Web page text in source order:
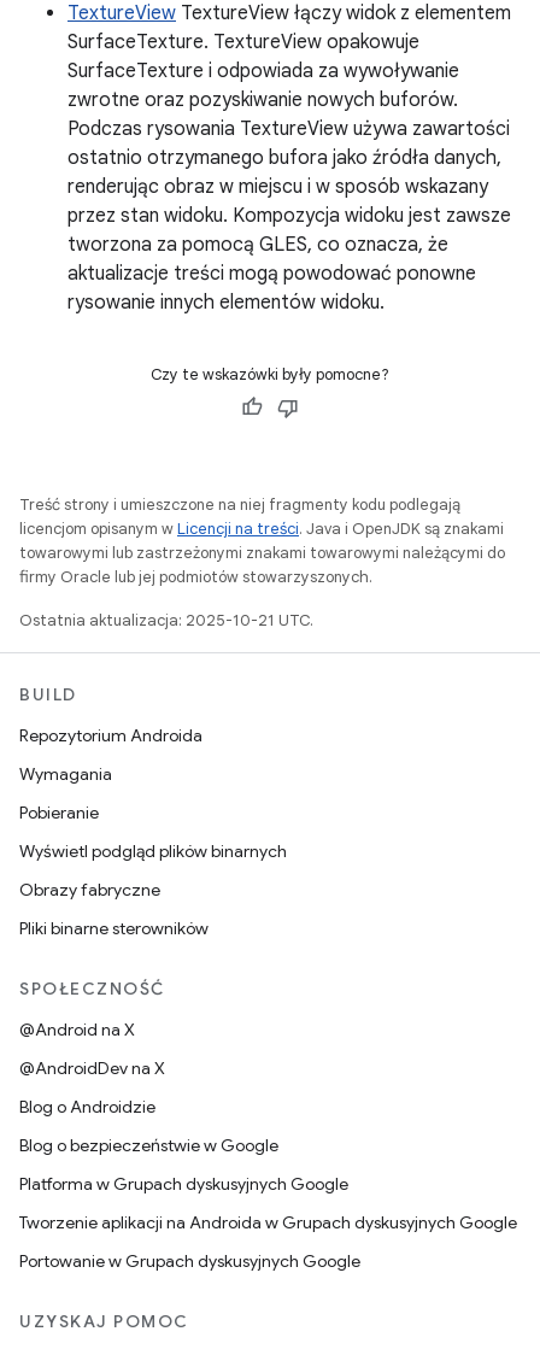
TextureView TextureView łączy widok z elementem
SurfaceTexture. TextureView opakowuje
SurfaceTexture i odpowiada za wywoływanie
zwrotne oraz pozyskiwanie nowych buforów.
Podczas rysowania TextureView używa zawartości
ostatnio otrzymanego bufora jako źródła danych,
renderując obraz w miejscu i w sposób wskazany
przez stan widoku. Kompozycja widoku jest zawsze
tworzona za pomocą GLES, co oznacza, że
aktualizacje treści mogą powodować ponowne
rysowanie innych elementów widoku.
Czy te wskazówki były pomocne?
Treść strony i umieszczone na niej fragmenty kodu podlegają
licencjom opisanym wLicencji na treści. Java i OpenJDK są znakami
towarowymi lub zastrzeżonymi znakami towarowymi należącymi do
firmy Oracle lub jej podmiotów stowarzyszonych.
Ostatnia aktualizacja: 2025-10-21 UTC.
BUILD
Repozytorium Androida
Wymagania
Pobieranie
Wyświetl podgląd plików binarnych
Obrazy fabryczne
Pliki binarne sterowników
SPOŁECZNOŚĆ
@Android na X
@AndroidDev na X
Blog o Androidzie
Blog o bezpieczeństwie w Google
Platforma w Grupach dyskusyjnych Google
Tworzenie aplikacji na Androida w Grupach dyskusyjnych Google
Portowanie w Grupach dyskusyjnych Google
UZYSKAJ POMOC